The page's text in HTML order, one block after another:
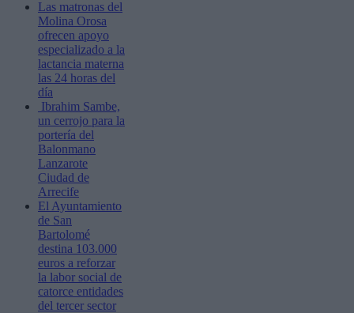
Las matronas del
Molina Orosa
ofrecen apoyo
especializado a la
lactancia materna
las 24 horas del
día
Ibrahim Sambe,
un cerrojo para la
portería del
Balonmano
Lanzarote
Ciudad de
Arrecife
El Ayuntamiento
de San
Bartolomé
destina 103.000
euros a reforzar
la labor social de
catorce entidades
del tercer sector